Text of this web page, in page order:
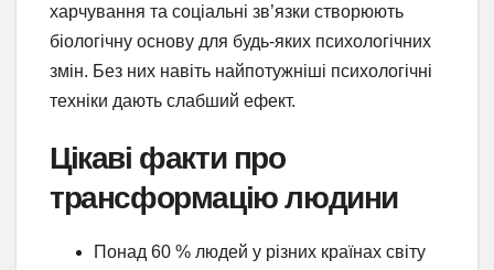
харчування та соціальні зв’язки створюють
біологічну основу для будь-яких психологічних
змін. Без них навіть найпотужніші психологічні
техніки дають слабший ефект.
Цікаві факти про
трансформацію людини
Понад 60 % людей у різних країнах світу